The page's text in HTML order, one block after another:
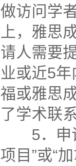
做访问学
上，雅思
请人需要
业或近5
福或雅思
了学术联
5．申请
项目”或“